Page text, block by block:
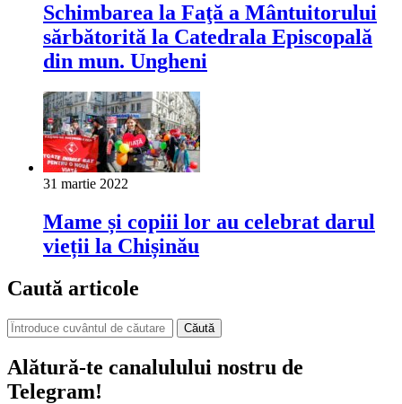
Schimbarea la Faţă a Mântuitorului
sărbătorită la Catedrala Episcopală
din mun. Ungheni
31 martie 2022
Mame și copiii lor au celebrat darul
vieții la Chișinău
Caută articole
Căută
Alătură-te canalulului nostru de
Telegram!